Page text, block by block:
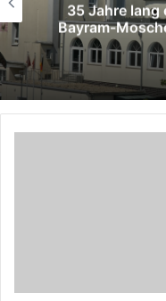
35 Jahre lang
Bayram-